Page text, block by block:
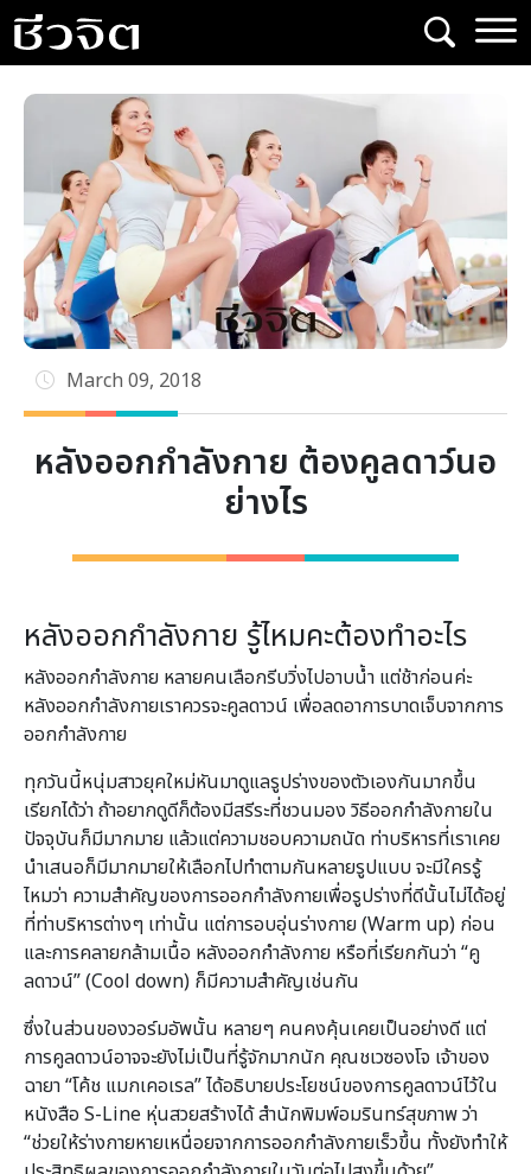
Skip
to
content
March 09, 2018
หลังออกกำลังกาย ต้องคูลดาว์นอ
ย่างไร
หลังออกกำลังกาย รู้ไหมคะต้องทำอะไร
หลังออกกำลังกาย หลายคนเลือกรีบวิ่งไปอาบน้ำ แต่ช้าก่อนค่ะ
หลังออกกำลังกายเราควรจะคูลดาวน์ เพื่อลดอาการบาดเจ็บจากการ
ออกกำลังกาย
ทุกวันนี้หนุ่มสาวยุคใหม่หันมาดูแลรูปร่างของตัวเองกันมากขึ้น
เรียกได้ว่า ถ้าอยากดูดีก็ต้องมีสรีระที่ชวนมอง วิธีออกกําลังกายใน
ปัจจุบันก็มีมากมาย แล้วแต่ความชอบความถนัด ท่าบริหารที่เราเคย
นำเสนอก็มีมากมายให้เลือกไปทําตามกันหลายรูปแบบ จะมีใครรู้
ไหมว่า ความสําคัญของการออกกําลังกายเพื่อรูปร่างที่ดีนั้นไม่ได้อยู่
ที่ท่าบริหารต่างๆ เท่านั้น แต่การอบอุ่นร่างกาย (Warm up) ก่อน
และการคลายกล้ามเนื้อ หลังออกกําลังกาย หรือที่เรียกกันว่า “คู
ลดาวน์” (Cool down) ก็มีความสําคัญเช่นกัน
ซึ่งในส่วนของวอร์มอัพนั้น หลายๆ คนคงคุ้นเคยเป็นอย่างดี แต่
การคูลดาวน์อาจจะยังไม่เป็นที่รู้จักมากนัก คุณชเวซองโจ เจ้าของ
ฉายา “โค้ช แมกเคอเรล” ได้อธิบายประโยชน์ของการคูลดาวน์ไว้ใน
หนังสือ S-Line หุ่นสวยสร้างได้ สํานักพิมพ์อมรินทร์สุขภาพ ว่า
“ช่วยให้ร่างกายหายเหนื่อยจากการออกกําลังกายเร็วขึ้น ทั้งยังทําให้